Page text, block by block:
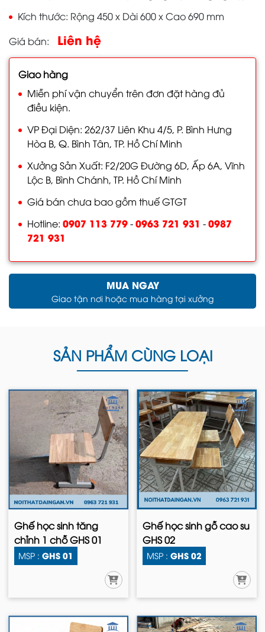
Kích thước Rộng 450 x Dài 600 x Cao 690 mm
Giá bán
Liên hệ
Giao hàng
Miễn phí vận chuyển trên đơn đặt hàng đủ
điều kiện.
VP Đại Diện: 262/37 Liên Khu 4/5, P. Bình Hưng
Hòa B, Q. Bình Tân, TP. Hồ Chí Minh
Xưởng Sản Xuất: F2/20G Đường 6D, Ấp 6A, Vĩnh
Lộc B, Bình Chánh, TP. Hồ Chí Minh
Giá bán chưa bao gồm thuế GTGT
Hotline: 0907 113 779-0963 721 931 -0987
721 931
MUA NGAY
Giao tận nơi hoặc mua hàng tại xưởng
SẢN PHẨM CÙNG LOẠI
Ghế học sinh tăng
chỉnh 1 chỗ GHS 01
MSP : GHS 01
Ghế học sinh gỗ cao su
GHS 02
MSP : GHS 02